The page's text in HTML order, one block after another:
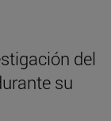
del
su